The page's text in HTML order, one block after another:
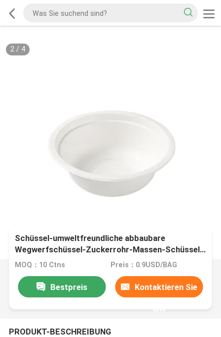
2/ 4
Schüssel-umweltfreundliche abbaubare
Wegwerfschüssel-Zuckerrohr-Massen-Schüssel
des Papier-500ml
MOQ：10 Ctns Preis：0.9USD/BAG
Bestpreis Kontaktieren Sie
uns
PRODUKT-BESCHREIBUNG